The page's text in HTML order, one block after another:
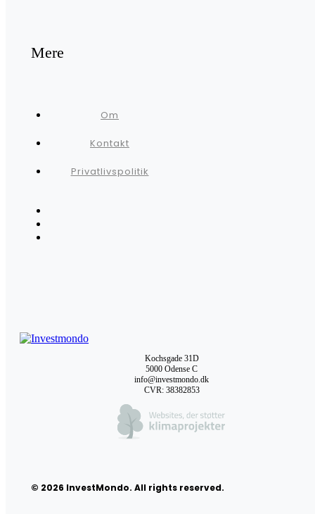
Mere
Om
Kontakt
Privatlivspolitik
Kochsgade 31D
5000 Odense C
info@investmondo.dk
CVR: 38382853
© 2026 InvestMondo. All rights reserved.